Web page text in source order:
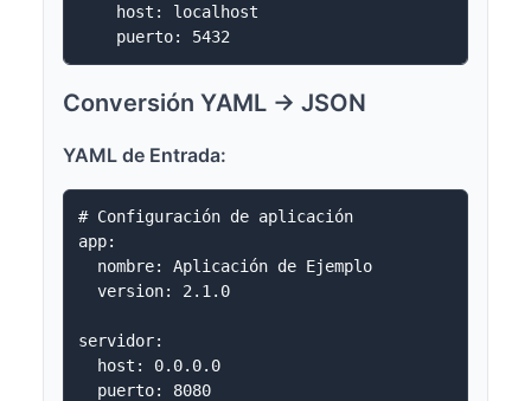
    host: localhost
Conversión YAML → JSON
YAML de Entrada:
# Configuración de aplicación
app:
  nombre: Aplicación de Ejemplo
  version: 2.1.0
servidor:
  host: 0.0.0.0
  puerto: 8080